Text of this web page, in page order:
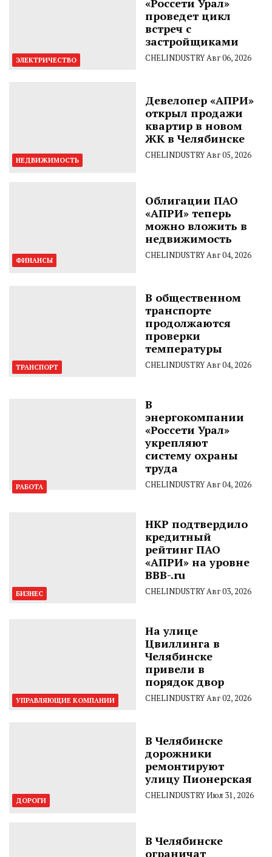
ЭЛЕКТРИЧЕСТВО
«Россети Урал»
проведет цикл
встреч с
застройщиками
CHELINDUSTRYАвг 06, 2026
НЕДВИЖИМОСТЬ
Девелопер «АПРИ»
открыл продажи
квартир в новом
ЖК в Челябинске
CHELINDUSTRYАвг 05, 2026
ФИНАНСЫ
Облигации ПАО
«АПРИ» теперь
можно вложить в
недвижимость
CHELINDUSTRYАвг 04, 2026
ТРАНСПОРТ
В общественном
транспорте
продолжаются
проверки
температуры
CHELINDUSTRYАвг 04, 2026
РАБОТА
В
энергокомпании
«Россети Урал»
укрепляют
систему охраны
труда
CHELINDUSTRYАвг 04, 2026
БИЗНЕС
НКР подтвердило
кредитный
рейтинг ПАО
«АПРИ» на уровне
BBB-.ru
CHELINDUSTRYАвг 03, 2026
УПРАВЛЯЮЩИЕ КОМПАНИИ
На улице
Цвиллинга в
Челябинске
привели в
порядок двор
CHELINDUSTRYАвг 02, 2026
ДОРОГИ
В Челябинске
дорожники
ремонтируют
улицу Пионерская
CHELINDUSTRYИюл 31, 2026
В Челябинске
ограничат